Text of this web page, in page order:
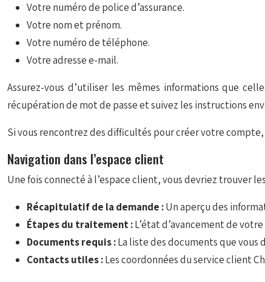
Votre numéro de police d’assurance.
Votre nom et prénom.
Votre numéro de téléphone.
Votre adresse e-mail.
Assurez-vous d’utiliser les mêmes informations que
récupération de mot de passe et suivez les instructions
Si vous rencontrez des difficultés pour créer votre
Navigation dans l’espace client
Une fois connecté à l’espace client, vous devriez trouver
Récapitulatif de la demande :Un aperçu des
Étapes du traitement :L’état d’avancement de
Documents requis :La liste des documents que
Contacts utiles :Les coordonnées du service client